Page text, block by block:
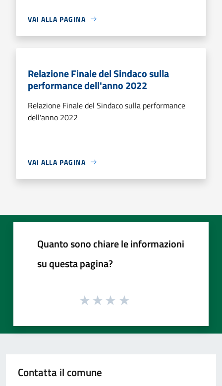
VAI ALLA PAGINA
Relazione Finale del Sindaco sulla
performance dell'anno 2022
Relazione Finale del Sindaco sulla performance
dell'anno 2022
VAI ALLA PAGINA
Quanto sono chiare le informazioni
su questa pagina?
Contatta il comune